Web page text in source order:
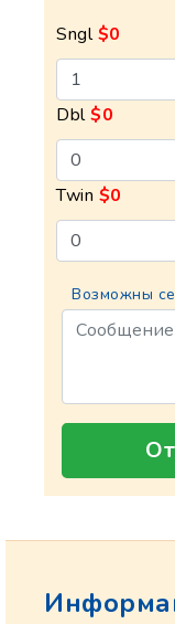
Sngl$0
Dbl$0
Twin $0
Возможны